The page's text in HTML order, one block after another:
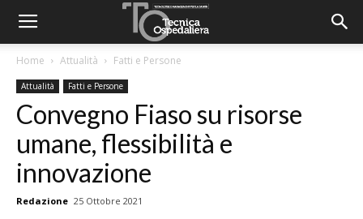
Home Attualità Fatti e Persone
Attualità Fatti e Persone
Convegno Fiaso su risorse
umane, flessibilità e
innovazione
Redazione 25 Ottobre 2021